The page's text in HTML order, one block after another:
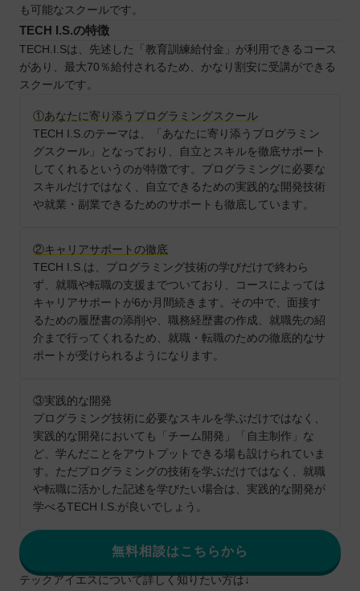
も可能なスクールです。
TECH I.S.の特徴
TECH.I.Sは、先述した「教育訓練給付金」が利用できるコース
があり、最大70％給付されるため、かなり割安に受講ができる
スクールです。
①あなたに寄り添うプログラミングスクール
TECH I.S.のテーマは、「あなたに寄り添うプログラミン
グスクール」となっており、自立とスキルを徹底サポート
してくれるというのが特徴です。プログラミングに必要な
スキルだけではなく、自立できるための実践的な開発技術
や就業・副業できるためのサポートも徹底しています。
②キャリアサポートの徹底
TECH I.S.は、プログラミング技術の学びだけで終わら
ず、就職や転職の支援までついており、コースによっては
キャリアサポートが6か月間続きます。その中で、面接す
るための履歴書の添削や、職務経歴書の作成、就職先の紹
介まで行ってくれるため、就職・転職のための徹底的なサ
ポートが受けられるようになります。
③実践的な開発
プログラミング技術に必要なスキルを学ぶだけではなく、
実践的な開発においても「チーム開発」「自主制作」な
ど、学んだことをアウトプットできる場も設けられていま
す。ただプログラミングの技術を学ぶだけではなく、就職
や転職に活かした記述を学びたい場合は、実践的な開発が
学べるTECH I.S.が良いでしょう。
無料相談はこちらから
テックアイエスについて詳しく知りたい方は↓